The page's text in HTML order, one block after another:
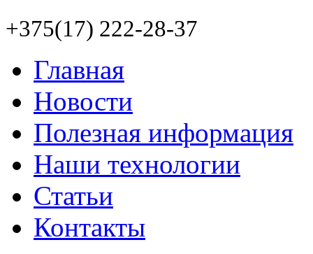
+375(17) 222-28-37
Главная
Новости
Полезная информация
Наши технологии
Статьи
Контакты